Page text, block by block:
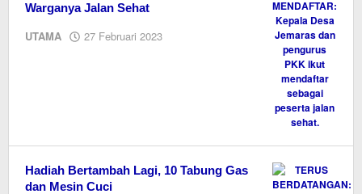
Warganya Jalan Sehat
UTAMA 27 Februari 2023
Hadiah Bertambah Lagi, 10 Tabung Gas
dan Mesin Cuci